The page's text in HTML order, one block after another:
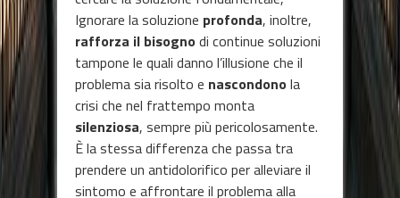
Ignorare la soluzione profonda, inoltre,
rafforza il bisogno di continue soluzioni
tampone le quali danno l’illusione che il
problema sia risolto e nascondono la
crisi che nel frattempo monta
silenziosa, sempre più pericolosamente.
È la stessa differenza che passa tra
prendere un antidolorifico per alleviare il
sintomo e affrontare il problema alla